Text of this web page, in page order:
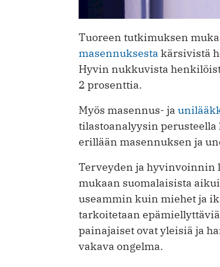
Tuoreen tutkimuksen
masennuksesta kärsivistä
Hyvin nukkuvista
2 prosenttia.
Myös masennus- ja
tilastoanalyysin
erillään masennuksen ja
Terveyden ja
mukaan suomalaisista
useammin kuin miehet ja
tarkoitetaan
painajaiset ovat yleisiä ja
vakava ongelma.